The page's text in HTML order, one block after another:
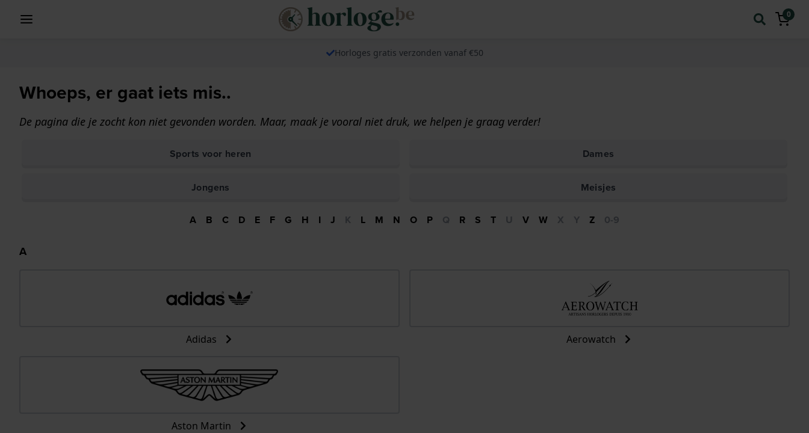
0
Horloges gratis verzonden vanaf €50
Whoeps, er gaat iets mis..
De pagina die je zocht kon niet gevonden worden. Maar, maak je vooral niet druk, we helpen je graag verder!
Sports voor heren Dames
Jongens Meisjes
A B C D E F G H I J K L M N O P Q R S T U V W X Y Z 0-9
A
Adidas Aerowatch
Aston Martin